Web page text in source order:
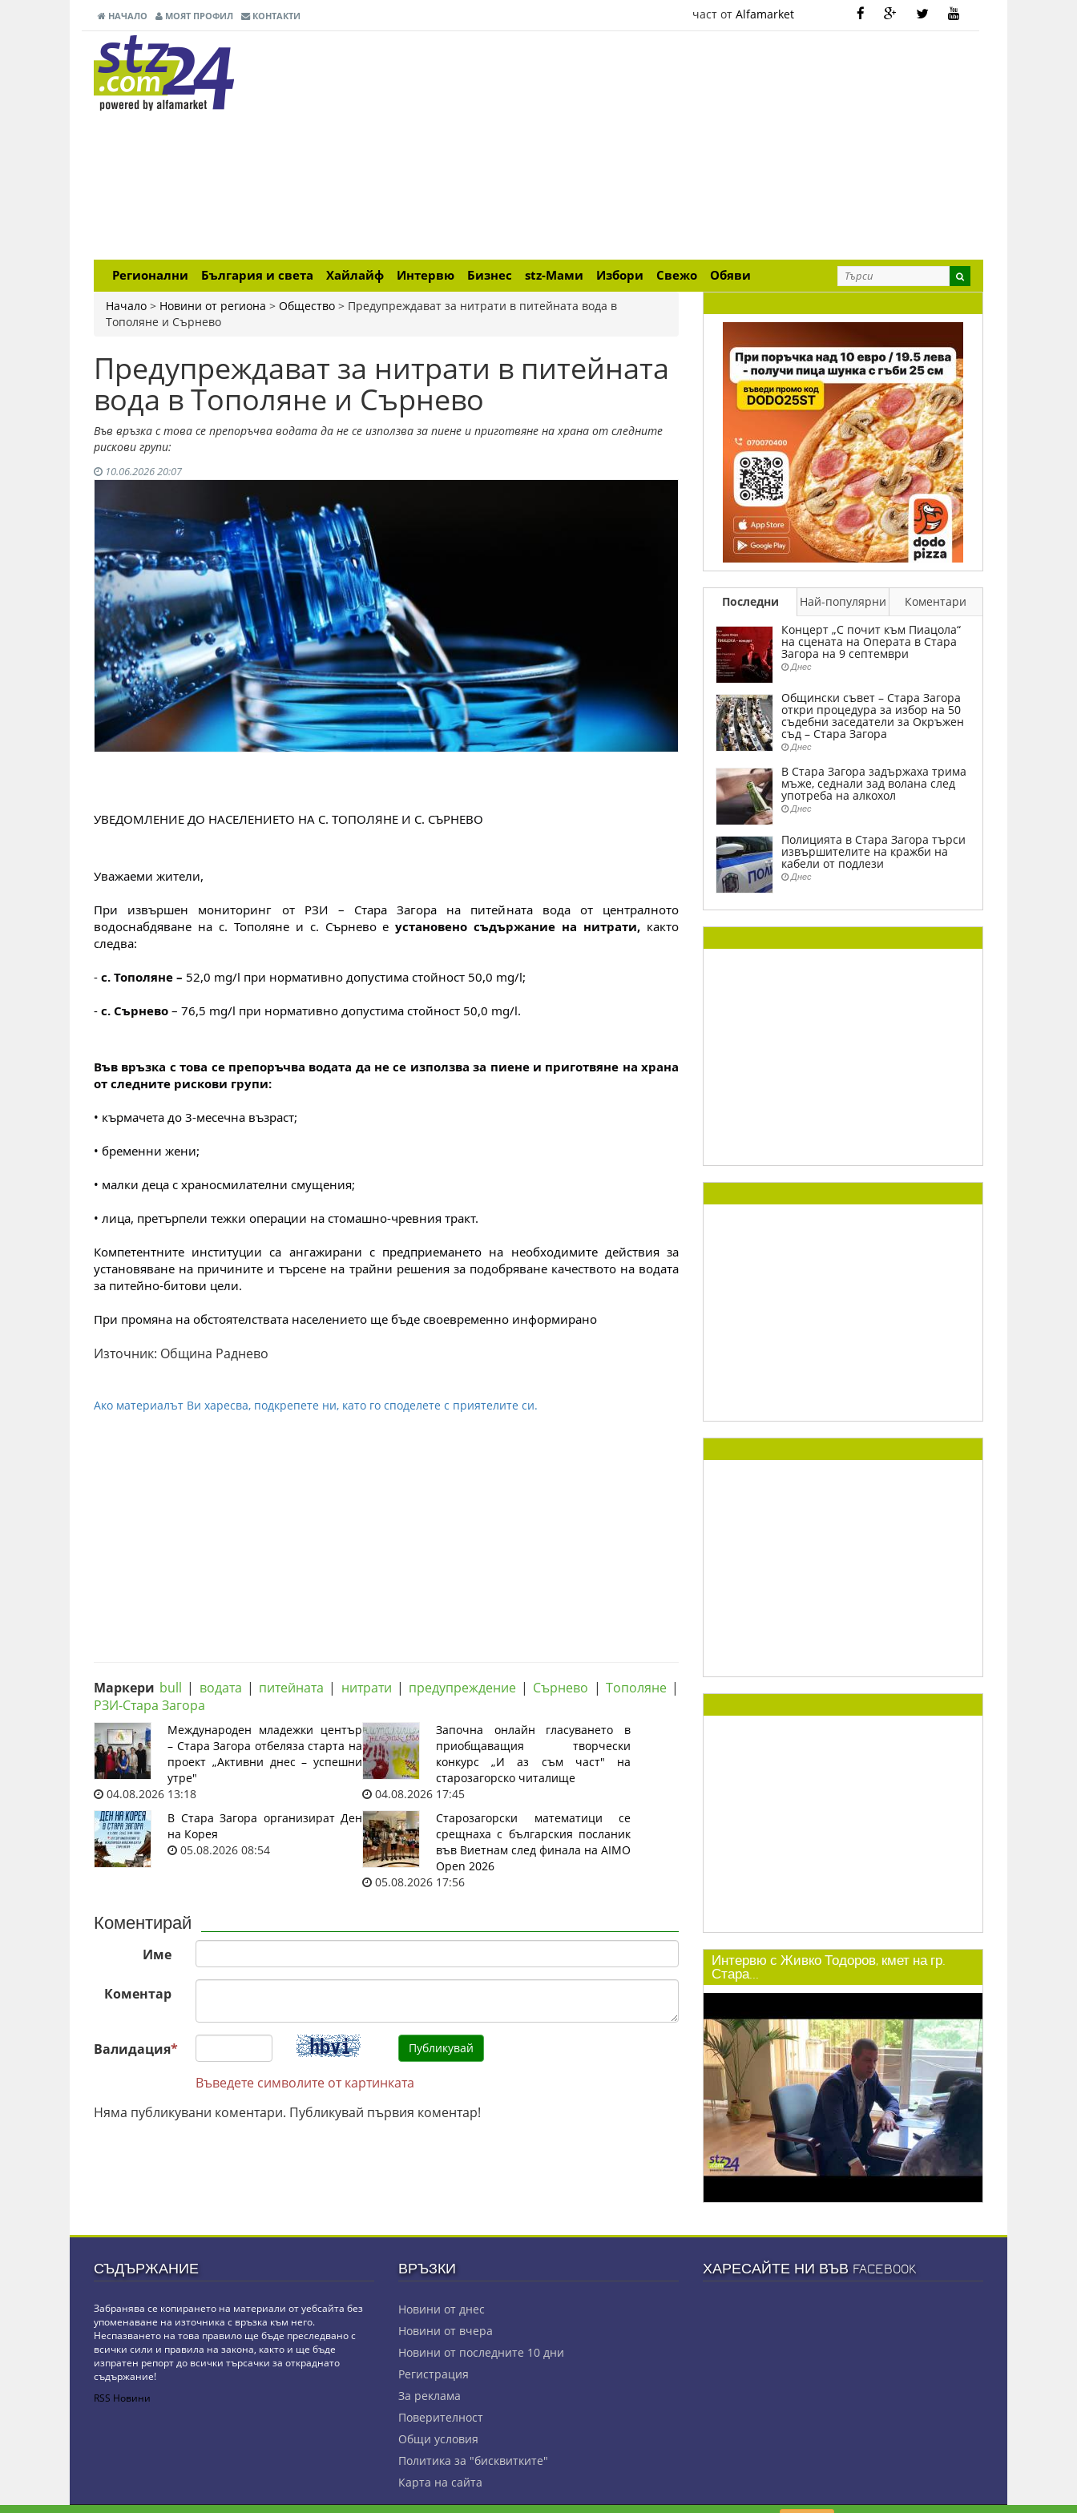
НАЧАЛО МОЯТ ПРОФИЛ КОНТАКТИ част от Alfamarket
Регионални България и света Хайлайф Интервю Бизнес stz-Мами Избори Свежо Обяви
Начало > Новини от региона > Общество > Предупреждават за нитрати в питейната вода в
Тополяне и Сърнево
Предупреждават за нитрати в питейната
вода в Тополяне и Сърнево
Във връзка с това се препоръчва водата да не се използва за пиене и приготвяне на храна от следните
рискови групи:
10.06.2026 20:07
УВЕДОМЛЕНИЕ ДО НАСЕЛЕНИЕТО НА С. ТОПОЛЯНЕ И С. СЪРНЕВО
Уважаеми жители,
При извършен мониторинг от РЗИ – Стара Загора на питейната вода от централното
водоснабдяване на с. Тополяне и с. Сърнево е установено съдържание на нитрати, както
следва:
- с. Тополяне – 52,0 mg/l при нормативно допустима стойност 50,0 mg/l;
- с. Сърнево – 76,5 mg/l при нормативно допустима стойност 50,0 mg/l.
Във връзка с това се препоръчва водата да не се използва за пиене и приготвяне на храна
от следните рискови групи:
• кърмачета до 3-месечна възраст;
• бременни жени;
• малки деца с храносмилателни смущения;
• лица, претърпели тежки операции на стомашно-чревния тракт.
Компетентните институции са ангажирани с предприемането на необходимите действия за
установяване на причините и търсене на трайни решения за подобряване качеството на водата
за питейно-битови цели.
При промяна на обстоятелствата населението ще бъде своевременно информирано
Източник: Община Раднево
Ако материалът Ви харесва, подкрепете ни, като го споделете с приятелите си.
Маркери bull | водата | питейната | нитрати | предупреждение| Сърнево | Тополяне|
РЗИ-Стара Загора
Международен младежки център
– Стара Загора отбеляза старта на
проект „Активни днес – успешни
утре"
04.08.2026 13:18
Започна онлайн гласуването в
приобщаващия творчески
конкурс „И аз съм част" на
старозагорско читалище
04.08.2026 17:45
В Стара Загора организират Ден
на Корея
05.08.2026 08:54
Старозагорски математици се
срещнаха с българския посланик
във Виетнам след финала на AIMO
Open 2026
05.08.2026 17:56
Коментирай
Име
Коментар
Валидация*
Въведете символите от картинката
Няма публикувани коментари. Публикувай първия коментар!
Последни Най-популярни
Коментари
Концерт „С почит към Пиацола“
на сцената на Операта в Стара
Загора на 9 септември
Днес
Общински съвет – Стара Загора
откри процедура за избор на 50
съдебни заседатели за Окръжен
съд – Стара Загора
Днес
В Стара Загора задържаха трима
мъже, седнали зад волана след
употреба на алкохол
Днес
Полицията в Стара Загора търси
извършителите на кражби на
кабели от подлези
Днес
Интервю с Живко Тодоров, кмет на гр.
Стара...
СЪДЪРЖАНИЕ
Забранява се копирането на материали от уебсайта без
упоменаване на източника с връзка към него.
Неспазването на това правило ще бъде преследвано с
всички сили и правила на закона, както и ще бъде
изпратен репорт до всички търсачки за откраднато
съдържание!
RSS Новини
ВРЪЗКИ
Новини от днес
Новини от вчера
Новини от последните 10 дни
Регистрация
За реклама
Πoвepитeлнocт
Общи условия
Политика за "бисквитките"
Карта на сайта
ХАРЕСАЙТЕ НИ ВЪВ FACEBOOK